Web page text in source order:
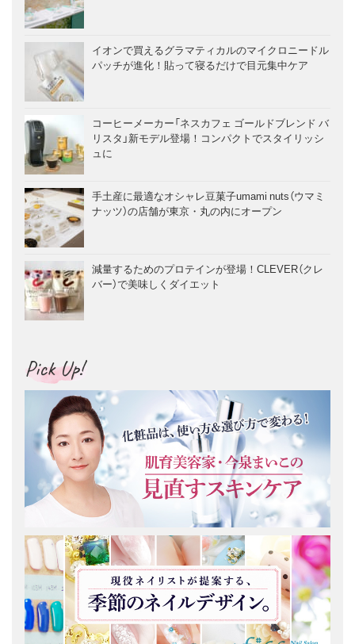
イオンで買えるグラマティカルのマイクロニードル
パッチが進化！貼って寝るだけで目元集中ケア
コーヒーメーカー「ネスカフェ ゴールドブレンド バ
リスタ」新モデル登場！コンパクトでスタイリッシ
ュに
手土産に最適なオシャレ豆菓子umami nuts（ウマミ
ナッツ）の店舗が東京・丸の内にオープン
減量するためのプロテインが登場！CLEVER（クレ
バー）で美味しくダイエット
Pick Up!